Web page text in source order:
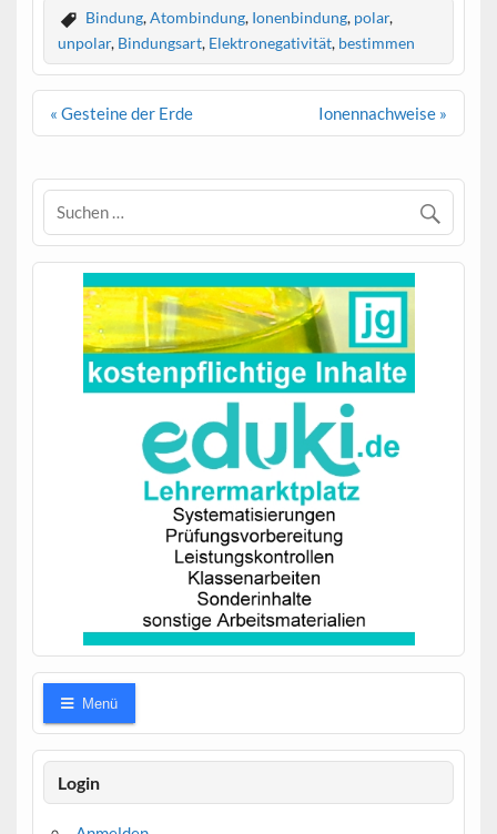
Bindung,Atombindung, Ionenbindung, polar,
unpolar, Bindungsart, Elektronegativität, bestimmen
Beitragsnavigation
« Gesteine der Erde Ionennachweise »
Menü
Login